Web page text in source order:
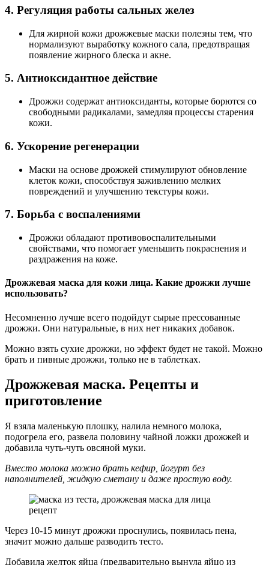
4. Регуляция работы сальных желез
Для жирной кожи дрожжевые маски полезны тем, что
нормализуют выработку кожного сала, предотвращая
появление жирного блеска и акне.
5. Антиоксидантное действие
Дрожжи содержат антиоксиданты, которые борются со
свободными радикалами, замедляя процессы старения
кожи.
6. Ускорение регенерации
Маски на основе дрожжей стимулируют обновление
клеток кожи, способствуя заживлению мелких
повреждений и улучшению текстуры кожи.
7. Борьба с воспалениями
Дрожжи обладают противовоспалительными
свойствами, что помогает уменьшить покраснения и
раздражения на коже.
Дрожжевая маска для кожи лица. Какие дрожжи лучше
использовать?
Несомненно лучше всего подойдут сырые прессованные
дрожжи. Они натуральные, в них нет никаких добавок.
Можно взять сухие дрожжи, но эффект будет не такой. Можно
брать и пивные дрожжи, только не в таблетках.
Дрожжевая маска. Рецепты и
приготовление
Я взяла маленькую плошку, налила немного молока,
подогрела его, развела половину чайной ложки дрожжей и
добавила чуть-чуть овсяной муки.
Вместо молока можно брать кефир, йогурт без
наполнителей, жидкую сметану и даже простую воду.
Через 10-15 минут дрожжи проснулись, появилась пена,
значит можно дальше разводить тесто.
Добавила желток яйца (предварительно вынула яйцо из